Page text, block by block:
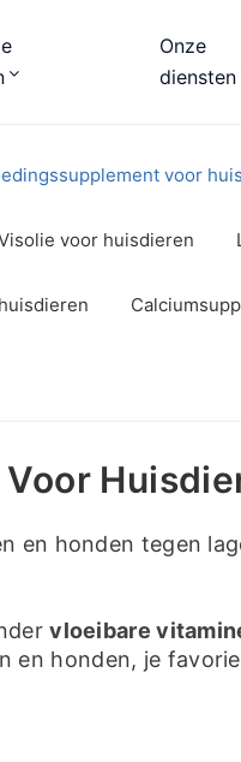
Onze
diensten
voor
voor huisdieren
en honden tegen
vloeibare
honden, je